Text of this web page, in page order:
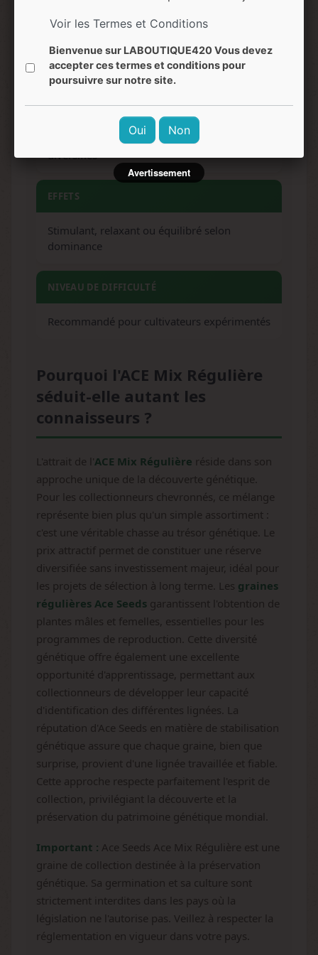
ARÔMES
Fruité, terreux, épicé selon variété
SAVEURS
Notes exotiques et profils traditionnels
diversifiés
EFFETS
Stimulant, relaxant ou équilibré selon
dominance
NIVEAU DE DIFFICULTÉ
Recommandé pour cultivateurs expérimentés
Pourquoi l'ACE Mix Régulière
séduit-elle autant les
connaisseurs ?
L'attrait de l'ACE Mix Régulière réside dans son
approche unique de la découverte génétique.
Pour les collectionneurs chevronnés, ce mélange
représente bien plus qu'un simple assortiment :
c'est une véritable chasse au trésor génétique. Le
prix attractif permet de constituer une réserve
diversifiée sans investissement majeur, idéal pour
les projets de sélection à long terme. Les graines
régulières Ace Seeds garantissent l'obtention de
plantes mâles et femelles, essentielles pour les
programmes de reproduction. Cette diversité
génétique offre également une excellente
opportunité d'apprentissage, permettant aux
collectionneurs de développer leur capacité
d'identification des différentes lignées. La
réputation d'Ace Seeds en matière de stabilisation
génétique assure que chaque graine, bien que
surprise, provient d'une lignée travaillée et fiable.
Cette approche respecte parfaitement l'esprit de
collection, privilégiant la découverte et la
préservation du patrimoine génétique mondial.
Important : Ace Seeds Ace Mix Régulière est une
graine de collection destinée à la préservation
génétique. Sa germination et sa culture sont
strictement interdites dans les pays où la
législation ne l'autorise pas. Veillez à respecter la
réglementation en vigueur dans votre pays.
Voir les Termes et Conditions
Bienvenue sur LABOUTIQUE420 Vous devez
accepter ces termes et conditions pour
poursuivre sur notre site.
Oui Non
Avertissement